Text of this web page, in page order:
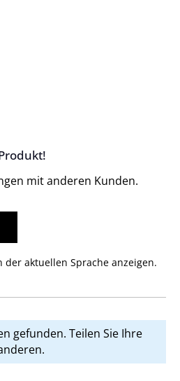
von 0 von 5 Sternen
mit anderen Kunden.
aktuellen Sprache anzeigen.
gefunden. Teilen Sie Ihre